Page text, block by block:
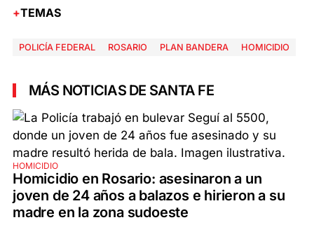
TEMAS
POLICÍA FEDERAL ROSARIO PLAN BANDERA HOMICIDIO
MÁS NOTICIAS DE SANTA FE
HOMICIDIO
Homicidio en Rosario: asesinaron a un
joven de 24 años a balazos e hirieron a su
madre en la zona sudoeste